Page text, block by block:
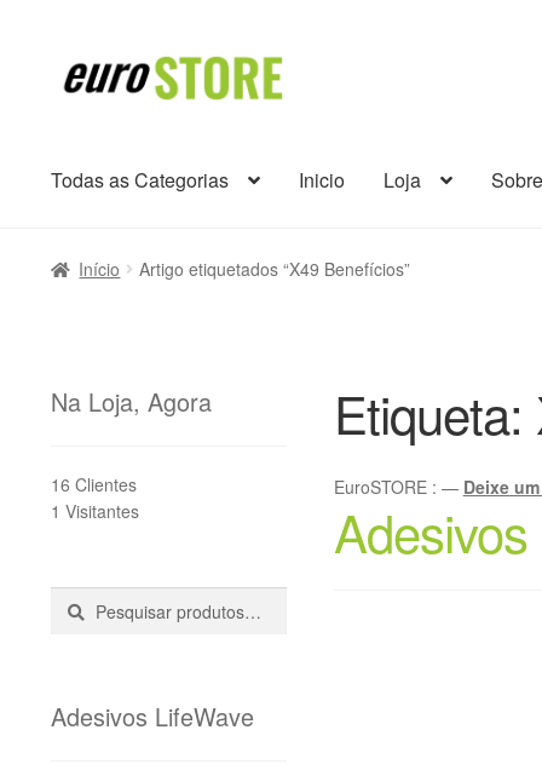
para
Saltar
para
Todas as Categorias
Inicio Loja
Início Artigo etiquetados “X49 Benefícios”
Etiqueta:
EuroSTORE : — Deixe
Na Loja, Agora
16 Clientes
1 Visitantes
Pesquisar
Pesquisa
Adesivos LifeWave